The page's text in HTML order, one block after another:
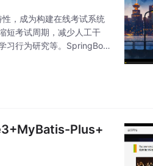
，成为构建在线考试系统
短考试周期，减少人工干
习行为研究等。SpringBoot
Plus+